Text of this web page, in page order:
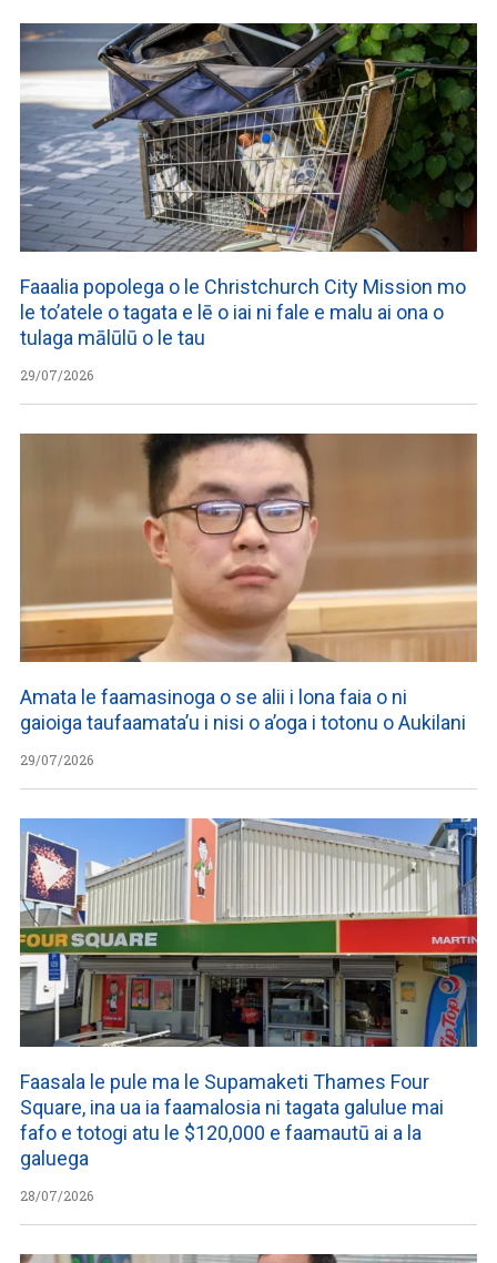
Faaalia popolega o le Christchurch City Mission mo
le to’atele o tagata e lē o iai ni fale e malu ai ona o
tulaga mālūlū o le tau
29/07/2026
Amata le faamasinoga o se alii i lona faia o ni
gaioiga taufaamata’u i nisi o a’oga i totonu o Aukilani
29/07/2026
Faasala le pule ma le Supamaketi Thames Four
Square, ina ua ia faamalosia ni tagata galulue mai
fafo e totogi atu le $120,000 e faamautū ai a la
galuega
28/07/2026